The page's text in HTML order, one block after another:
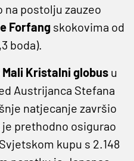
postolju zauzeo
Forfang skokovima od
boda).
Mali Kristalni globus u
Austrijanca Stefana
natjecanje završio
prethodno osigurao
kupu s 2.148